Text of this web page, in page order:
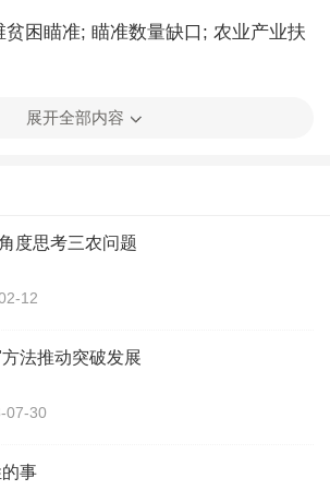
贫困瞄准; 瞄准数量缺口; 农业产业扶
国脱贫攻坚取得了决定性的进展, 6
庞大, 脱贫攻坚仍是社会经济发展中
, 中国探索出一系列有自身特色的扶
贫战略下, 研究农业产业扶贫的贫困
念和方法。通过多维贫困农户分组,
展开全部内容
度思考三农问题
12
法推动突破发展
07-30
事